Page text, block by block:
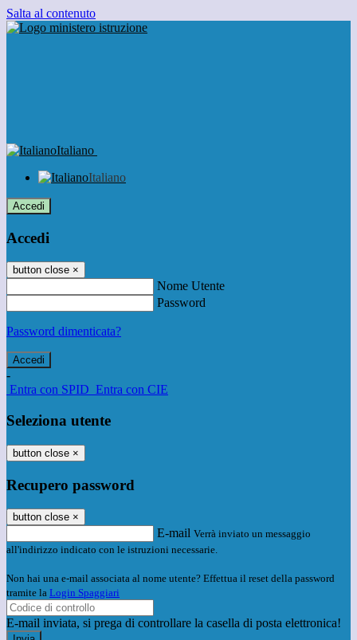
Salta al contenuto
Italiano
Italiano
Accedi
Accedi
button close ×
Nome Utente
Password
Password dimenticata?
-
Entra con SPID Entra con CIE
Seleziona utente
button close ×
Recupero password
button close ×
E-mail Verrà inviato un messaggio
all'indirizzo indicato con le istruzioni necessarie.
Non hai una e-mail associata al nome utente? Effettua il reset della password
tramite la Login Spaggiari
E-mail inviata, si prega di controllare la casella di posta elettronica!